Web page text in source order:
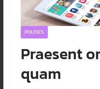
POLITICS
Praesent
quam